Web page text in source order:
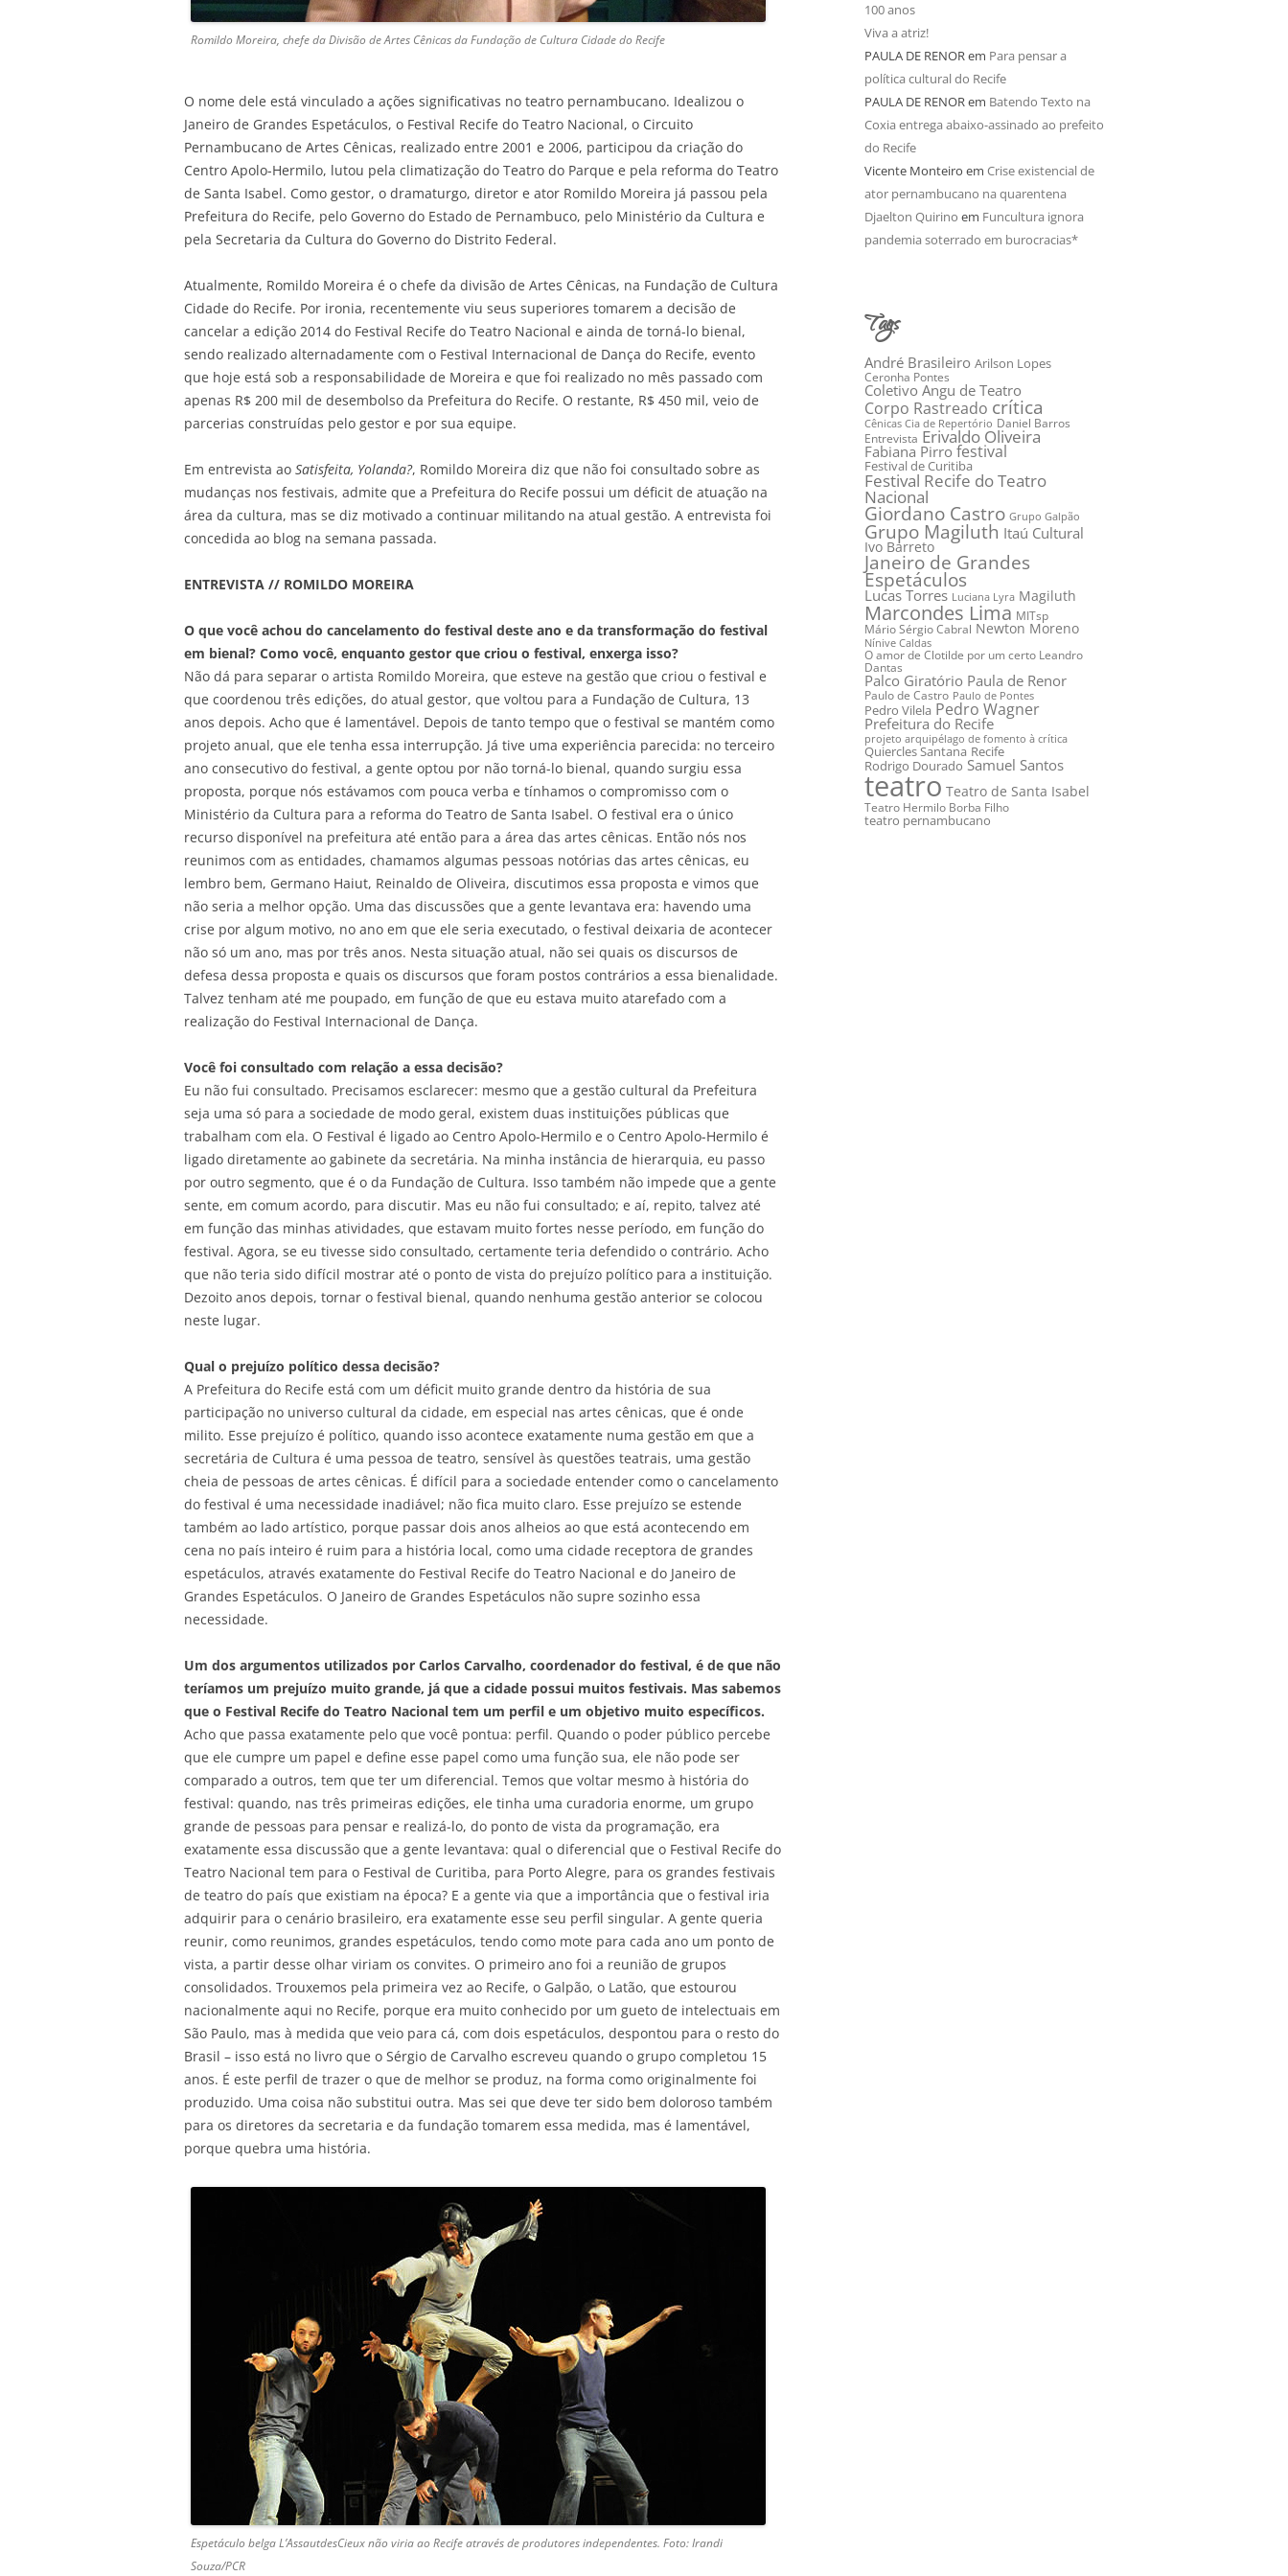
Romildo Moreira, chefe da Divisão de Artes Cênicas da Fundação de Cultura Cidade do Recife
O nome dele está vinculado a ações significativas no teatro pernambucano. Idealizou o
Janeiro de Grandes Espetáculos, o Festival Recife do Teatro Nacional, o Circuito
Pernambucano de Artes Cênicas, realizado entre 2001 e 2006, participou da criação do
Centro Apolo-Hermilo, lutou pela climatização do Teatro do Parque e pela reforma do Teatro
de Santa Isabel. Como gestor, o dramaturgo, diretor e ator Romildo Moreira já passou pela
Prefeitura do Recife, pelo Governo do Estado de Pernambuco, pelo Ministério da Cultura e
pela Secretaria da Cultura do Governo do Distrito Federal.
Atualmente, Romildo Moreira é o chefe da divisão de Artes Cênicas, na Fundação de Cultura
Cidade do Recife. Por ironia, recentemente viu seus superiores tomarem a decisão de
cancelar a edição 2014 do Festival Recife do Teatro Nacional e ainda de torná-lo bienal,
sendo realizado alternadamente com o Festival Internacional de Dança do Recife, evento
que hoje está sob a responsabilidade de Moreira e que foi realizado no mês passado com
apenas R$ 200 mil de desembolso da Prefeitura do Recife. O restante, R$ 450 mil, veio de
parcerias construídas pelo gestor e por sua equipe.
Em entrevista ao Satisfeita, Yolanda?, Romildo Moreira diz que não foi consultado sobre as
mudanças nos festivais, admite que a Prefeitura do Recife possui um déficit de atuação na
área da cultura, mas se diz motivado a continuar militando na atual gestão. A entrevista foi
concedida ao blog na semana passada.
ENTREVISTA // ROMILDO MOREIRA
O que você achou do cancelamento do festival deste ano e da transformação do festival
em bienal? Como você, enquanto gestor que criou o festival, enxerga isso?
Não dá para separar o artista Romildo Moreira, que esteve na gestão que criou o festival e
que coordenou três edições, do atual gestor, que voltou para a Fundação de Cultura, 13
anos depois. Acho que é lamentável. Depois de tanto tempo que o festival se mantém como
projeto anual, que ele tenha essa interrupção. Já tive uma experiência parecida: no terceiro
ano consecutivo do festival, a gente optou por não torná-lo bienal, quando surgiu essa
proposta, porque nós estávamos com pouca verba e tínhamos o compromisso com o
Ministério da Cultura para a reforma do Teatro de Santa Isabel. O festival era o único
recurso disponível na prefeitura até então para a área das artes cênicas. Então nós nos
reunimos com as entidades, chamamos algumas pessoas notórias das artes cênicas, eu
lembro bem, Germano Haiut, Reinaldo de Oliveira, discutimos essa proposta e vimos que
não seria a melhor opção. Uma das discussões que a gente levantava era: havendo uma
crise por algum motivo, no ano em que ele seria executado, o festival deixaria de acontecer
não só um ano, mas por três anos. Nesta situação atual, não sei quais os discursos de
defesa dessa proposta e quais os discursos que foram postos contrários a essa bienalidade.
Talvez tenham até me poupado, em função de que eu estava muito atarefado com a
realização do Festival Internacional de Dança.
Você foi consultado com relação a essa decisão?
Eu não fui consultado. Precisamos esclarecer: mesmo que a gestão cultural da Prefeitura
seja uma só para a sociedade de modo geral, existem duas instituições públicas que
trabalham com ela. O Festival é ligado ao Centro Apolo-Hermilo e o Centro Apolo-Hermilo é
ligado diretamente ao gabinete da secretária. Na minha instância de hierarquia, eu passo
por outro segmento, que é o da Fundação de Cultura. Isso também não impede que a gente
sente, em comum acordo, para discutir. Mas eu não fui consultado; e aí, repito, talvez até
em função das minhas atividades, que estavam muito fortes nesse período, em função do
festival. Agora, se eu tivesse sido consultado, certamente teria defendido o contrário. Acho
que não teria sido difícil mostrar até o ponto de vista do prejuízo político para a instituição.
Dezoito anos depois, tornar o festival bienal, quando nenhuma gestão anterior se colocou
neste lugar.
Qual o prejuízo político dessa decisão?
A Prefeitura do Recife está com um déficit muito grande dentro da história de sua
participação no universo cultural da cidade, em especial nas artes cênicas, que é onde
milito. Esse prejuízo é político, quando isso acontece exatamente numa gestão em que a
secretária de Cultura é uma pessoa de teatro, sensível às questões teatrais, uma gestão
cheia de pessoas de artes cênicas. É difícil para a sociedade entender como o cancelamento
do festival é uma necessidade inadiável; não fica muito claro. Esse prejuízo se estende
também ao lado artístico, porque passar dois anos alheios ao que está acontecendo em
cena no país inteiro é ruim para a história local, como uma cidade receptora de grandes
espetáculos, através exatamente do Festival Recife do Teatro Nacional e do Janeiro de
Grandes Espetáculos. O Janeiro de Grandes Espetáculos não supre sozinho essa
necessidade.
Um dos argumentos utilizados por Carlos Carvalho, coordenador do festival, é de que não
teríamos um prejuízo muito grande, já que a cidade possui muitos festivais. Mas sabemos
que o Festival Recife do Teatro Nacional tem um perfil e um objetivo muito específicos.
Acho que passa exatamente pelo que você pontua: perfil. Quando o poder público percebe
que ele cumpre um papel e define esse papel como uma função sua, ele não pode ser
comparado a outros, tem que ter um diferencial. Temos que voltar mesmo à história do
festival: quando, nas três primeiras edições, ele tinha uma curadoria enorme, um grupo
grande de pessoas para pensar e realizá-lo, do ponto de vista da programação, era
exatamente essa discussão que a gente levantava: qual o diferencial que o Festival Recife do
Teatro Nacional tem para o Festival de Curitiba, para Porto Alegre, para os grandes festivais
de teatro do país que existiam na época? E a gente via que a importância que o festival iria
adquirir para o cenário brasileiro, era exatamente esse seu perfil singular. A gente queria
reunir, como reunimos, grandes espetáculos, tendo como mote para cada ano um ponto de
vista, a partir desse olhar viriam os convites. O primeiro ano foi a reunião de grupos
consolidados. Trouxemos pela primeira vez ao Recife, o Galpão, o Latão, que estourou
nacionalmente aqui no Recife, porque era muito conhecido por um gueto de intelectuais em
São Paulo, mas à medida que veio para cá, com dois espetáculos, despontou para o resto do
Brasil – isso está no livro que o Sérgio de Carvalho escreveu quando o grupo completou 15
anos. É este perfil de trazer o que de melhor se produz, na forma como originalmente foi
produzido. Uma coisa não substitui outra. Mas sei que deve ter sido bem doloroso também
para os diretores da secretaria e da fundação tomarem essa medida, mas é lamentável,
porque quebra uma história.
Espetáculo belga L’AssautdesCieux não viria ao Recife através de produtores independentes. Foto: Irandi
Souza/PCR
100 anos
Viva a atriz!
PAULA DE RENORem Para pensar a
política cultural do Recife
PAULA DE RENORem Batendo Texto na
Coxia entrega abaixo-assinado ao prefeito
do Recife
Vicente Monteiro em Crise existencial de
ator pernambucano na quarentena
Djaelton Quirino em Funcultura ignora
pandemia soterrado em burocracias*
Tags
André Brasileiro Arilson Lopes
Ceronha Pontes
Coletivo Angu de Teatro
Corpo Rastreado crítica
Cênicas Cia de Repertório Daniel Barros
Entrevista Erivaldo Oliveira
Fabiana Pirro festival
Festival de Curitiba
Festival Recife do Teatro
Nacional
Giordano Castro Grupo Galpão
Grupo Magiluth Itaú Cultural
Ivo Barreto
Janeiro de Grandes
Espetáculos
Lucas Torres Luciana Lyra Magiluth
Marcondes Lima MITsp
Mário Sérgio Cabral Newton Moreno
Nínive Caldas
O amor de Clotilde por um certo Leandro
Dantas
Palco Giratório Paula de Renor
Paulo de Castro Paulo de Pontes
Pedro Vilela Pedro Wagner
Prefeitura do Recife
projeto arquipélago de fomento à crítica
Quiercles Santana Recife
Rodrigo Dourado Samuel Santos
teatro Teatro de Santa Isabel
Teatro Hermilo Borba Filho
teatro pernambucano